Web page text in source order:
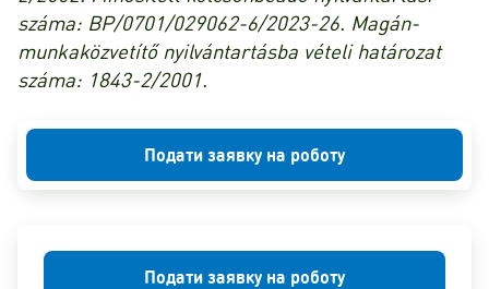
száma: BP/0701/029062-6/2023-26. Magán-
munkaközvetítő nyilvántartásba vételi határozat
száma: 1843-2/2001.
Подати заявку на роботу
Подати заявку на роботу